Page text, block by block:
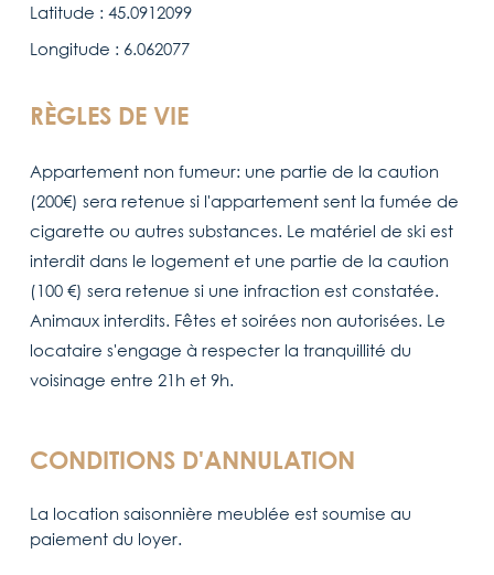
Latitude : 45.0912099
Longitude : 6.062077
RÈGLES DE VIE
Appartement non fumeur: une partie de la caution
(200€) sera retenue si l'appartement sent la fumée de
cigarette ou autres substances. Le matériel de ski est
interdit dans le logement et une partie de la caution
(100 €) sera retenue si une infraction est constatée.
Animaux interdits. Fêtes et soirées non autorisées. Le
locataire s'engage à respecter la tranquillité du
voisinage entre 21h et 9h.
CONDITIONS D'ANNULATION
La location saisonnière meublée est soumise au
paiement du loyer.